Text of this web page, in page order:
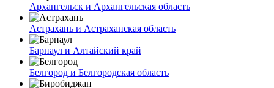
Архангельск и Архангельская область
Астрахань и Астраханская область
Барнаул и Алтайский край
Белгород и Белгородская область